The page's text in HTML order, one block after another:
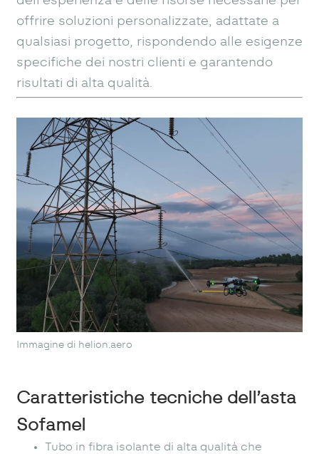
offrire soluzioni personalizzate, adattate a
qualsiasi progetto, rispondendo alle esigenze
specifiche dei nostri clienti e garantendo
risultati di alta qualità.
Immagine di helion.aero
Caratteristiche tecniche dell’asta
Sofamel
Tubo in fibra isolante di alta qualità che